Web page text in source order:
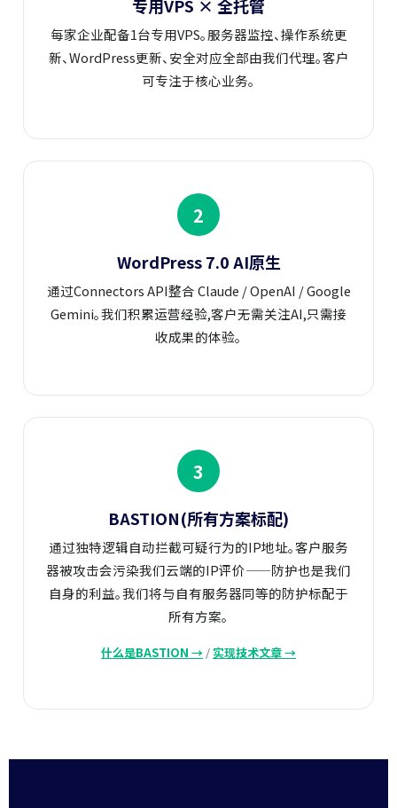
专用VPS × 全托管
每家企业配备1台专用VPS。服务器监控、操作系统更
新、WordPress更新、安全对应全部由我们代理。客户
可专注于核心业务。
2
WordPress 7.0 AI原生
通过Connectors API整合 Claude / OpenAI / Google
Gemini。我们积累运营经验,客户无需关注AI,只需接
收成果的体验。
3
BASTION(所有方案标配)
通过独特逻辑自动拦截可疑行为的IP地址。客户服务
器被攻击会污染我们云端的IP评价——防护也是我们
自身的利益。我们将与自有服务器同等的防护标配于
所有方案。
什么是BASTION → /实现技术文章 →